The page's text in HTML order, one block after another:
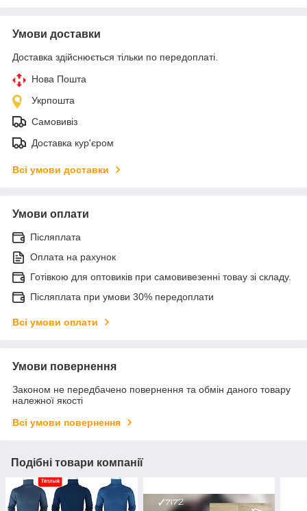
Умови доставки
Доставка здійснюється тільки по передоплаті.
Нова Пошта
Укрпошта
Самовивіз
Доставка кур'єром
Всі умови доставки
Умови оплати
Післяплата
Оплата на рахунок
Готівкою для оптовиків при самовивезенні товау зі складу.
Післяплата при умови 30% передоплати
Всі умови оплати
Умови повернення
Законом не передбачено повернення та обмін даного товару
належної якості
Всі умови повернення
Подібні товари компанії